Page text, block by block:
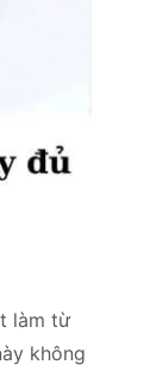
làm từ
không